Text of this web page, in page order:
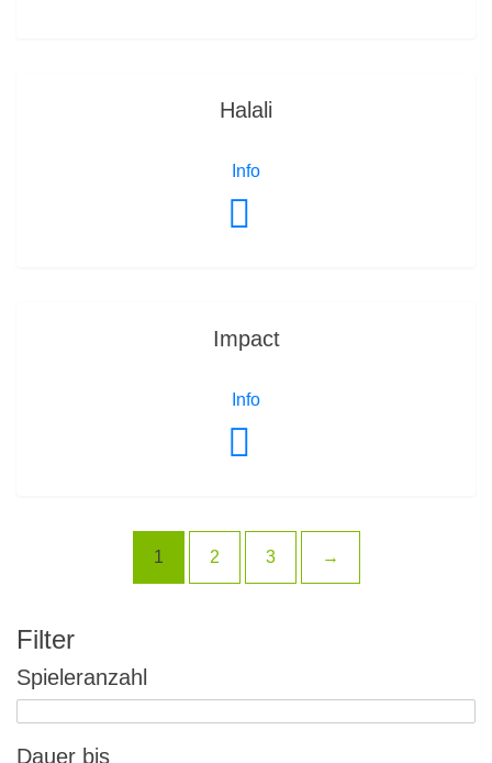
Halali
Info
Impact
Info
1 2 3 →
Filter
Spieleranzahl
Dauer bis